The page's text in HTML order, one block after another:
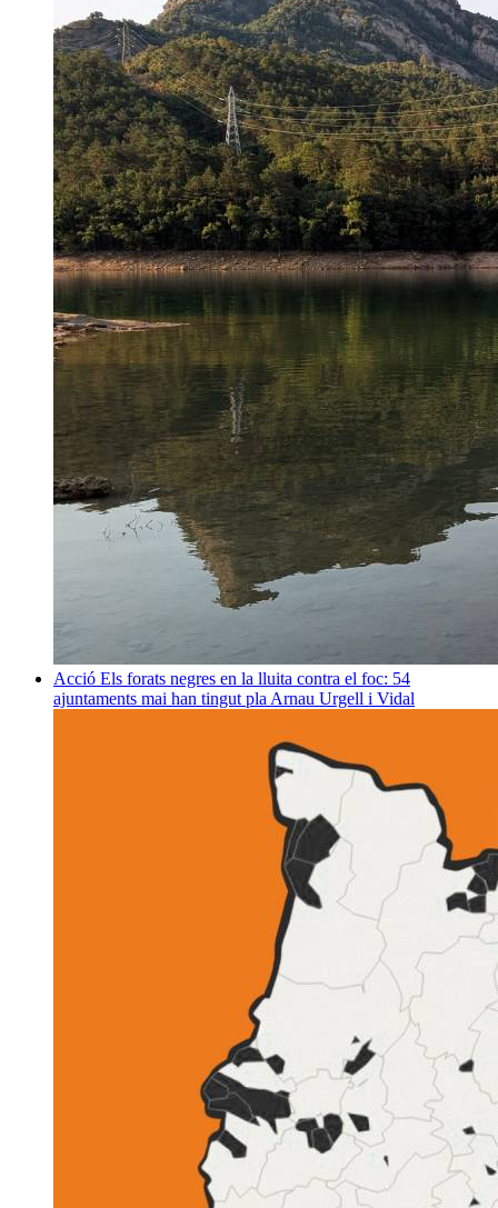
Acció Els forats negres en la lluita contra el foc: 54
ajuntaments mai han tingut pla Arnau Urgell i Vidal